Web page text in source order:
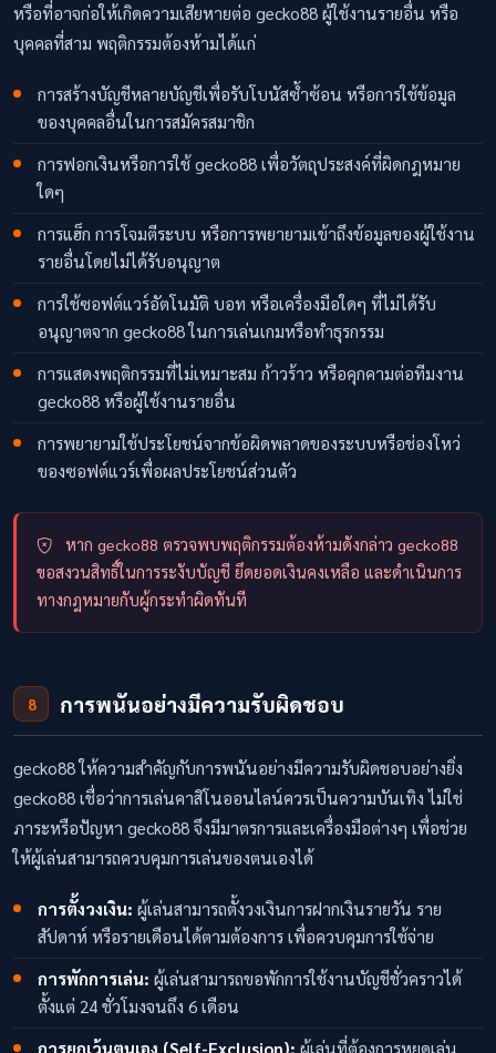
หรือที่อาจก่อให้เกิดความเสียหายต่อ gecko88 ผู้ใช้งานรายอื่น หรือ
บุคคลที่สาม พฤติกรรมต้องห้ามได้แก่
การสร้างบัญชีหลายบัญชีเพื่อรับโบนัสซ้ำซ้อน หรือการใช้ข้อมูล
ของบุคคลอื่นในการสมัครสมาชิก
การฟอกเงินหรือการใช้ gecko88 เพื่อวัตถุประสงค์ที่ผิดกฎหมาย
ใดๆ
การแฮ็ก การโจมตีระบบ หรือการพยายามเข้าถึงข้อมูลของผู้ใช้งาน
รายอื่นโดยไม่ได้รับอนุญาต
การใช้ซอฟต์แวร์อัตโนมัติ บอท หรือเครื่องมือใดๆ ที่ไม่ได้รับ
อนุญาตจาก gecko88 ในการเล่นเกมหรือทำธุรกรรม
การแสดงพฤติกรรมที่ไม่เหมาะสม ก้าวร้าว หรือคุกคามต่อทีมงาน
gecko88 หรือผู้ใช้งานรายอื่น
การพยายามใช้ประโยชน์จากข้อผิดพลาดของระบบหรือช่องโหว่
ของซอฟต์แวร์เพื่อผลประโยชน์ส่วนตัว
หาก gecko88 ตรวจพบพฤติกรรมต้องห้ามดังกล่าว gecko88
ขอสงวนสิทธิ์ในการระงับบัญชี ยึดยอดเงินคงเหลือ และดำเนินการ
ทางกฎหมายกับผู้กระทำผิดทันที
8 การพนันอย่างมีความรับผิดชอบ
gecko88 ให้ความสำคัญกับการพนันอย่างมีความรับผิดชอบอย่างยิ่ง
gecko88 เชื่อว่าการเล่นคาสิโนออนไลน์ควรเป็นความบันเทิง ไม่ใช่
ภาระหรือปัญหา gecko88 จึงมีมาตรการและเครื่องมือต่างๆ เพื่อช่วย
ให้ผู้เล่นสามารถควบคุมการเล่นของตนเองได้
การตั้งวงเงิน: ผู้เล่นสามารถตั้งวงเงินการฝากเงินรายวัน ราย
สัปดาห์ หรือรายเดือนได้ตามต้องการ เพื่อควบคุมการใช้จ่าย
การพักการเล่น: ผู้เล่นสามารถขอพักการใช้งานบัญชีชั่วคราวได้
ตั้งแต่ 24 ชั่วโมงจนถึง 6 เดือน
การยกเว้นตนเอง (Self-Exclusion): ผู้เล่นที่ต้องการหยุดเล่น